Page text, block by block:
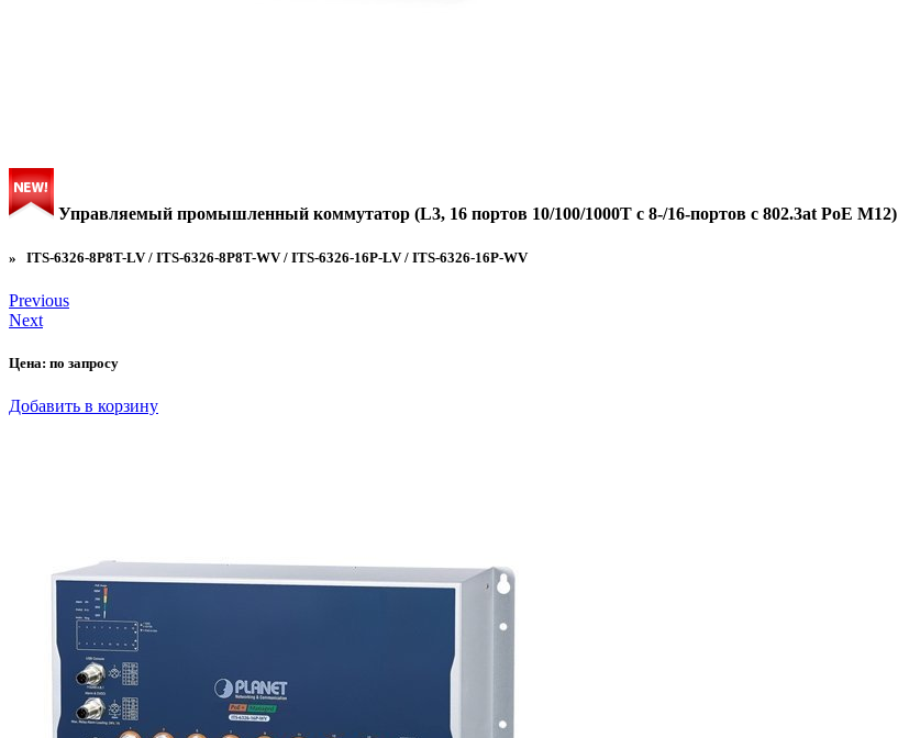
Управляемый промышленный коммутатор (L3, 16 портов 10/100/1000T с 8-/16-портов с 802.3at PoE M12)
» ITS-6326-8P8T-LV / ITS-6326-8P8T-WV / ITS-6326-16P-LV / ITS-6326-16P-WV
Previous
Next
Цена: по запросу
Добавить в корзину